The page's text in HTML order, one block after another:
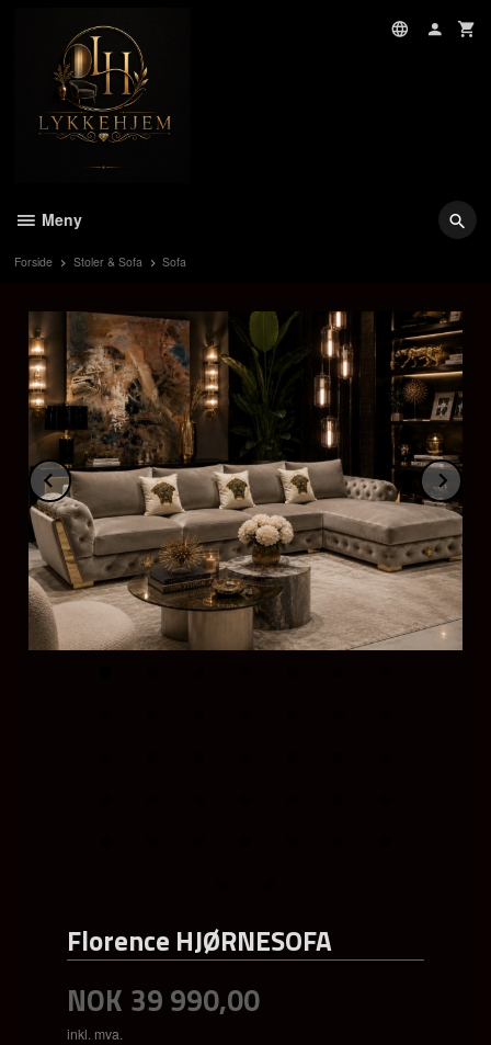
Meny
Forside Stoler & Sofa Sofa
Prev
Florence HJØRNESOFA
NOK 39 990,00
inkl. mva.